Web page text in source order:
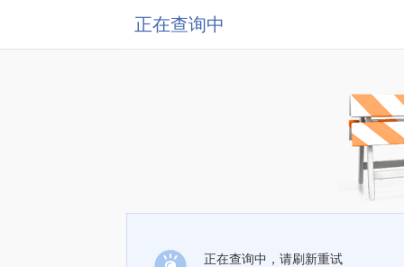
正在查询中
正在查询中，请刷新重试